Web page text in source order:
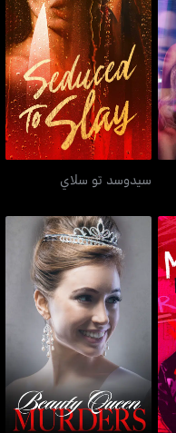
سيدوسد تو سلاي
سيدوسد تو سلاي
بيوتي كوين ميردرز